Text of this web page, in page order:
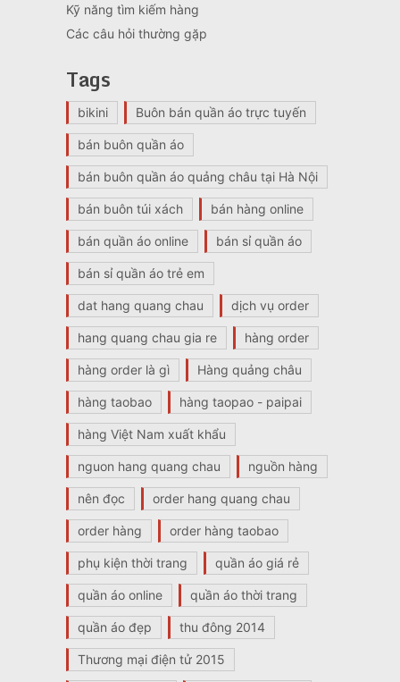
Kỹ năng tìm kiếm hàng
Các câu hỏi thường gặp
Tags
bikini Buôn bán quần áo trực tuyến
bán buôn quần áo
bán buôn quần áo quảng châu tại Hà Nội
bán buôn túi xách bán hàng online
bán quần áo online bán sỉ quần áo
bán sỉ quần áo trẻ em
dat hang quang chau dịch vụ order
hang quang chau gia re hàng order
hàng order là gì Hàng quảng châu
hàng taobao hàng taopao - paipai
hàng Việt Nam xuất khẩu
nguon hang quang chau nguồn hàng
nên đọc order hang quang chau
order hàng order hàng taobao
phụ kiện thời trang quần áo giá rẻ
quần áo online quần áo thời trang
quần áo đẹp thu đông 2014
Thương mại điện tử 2015